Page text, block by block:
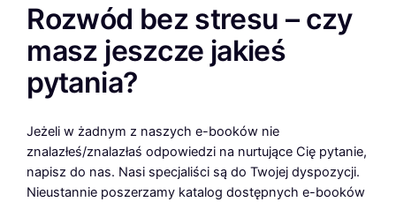
Rozwód bez stresu – czy
masz jeszcze jakieś
pytania?
Jeżeli w żadnym z naszych e-booków nie
znalazłeś/znalazłaś odpowiedzi na nurtujące Cię pytanie,
napisz do nas. Nasi specjaliści są do Twojej dyspozycji.
Nieustannie poszerzamy katalog dostępnych e-booków